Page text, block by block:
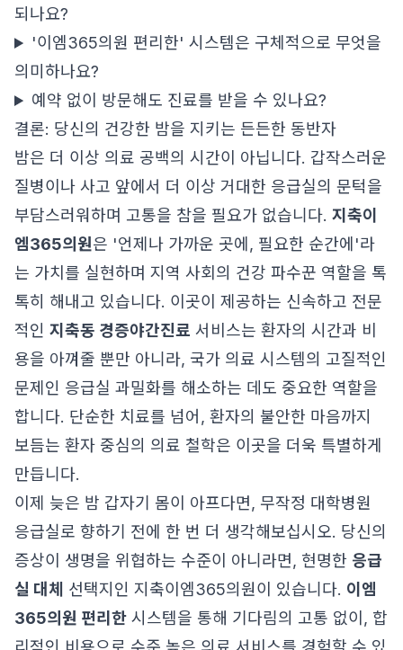
되나요?
'이엠365의원 편리한' 시스템은 구체적으로 무엇을
의미하나요?
예약 없이 방문해도 진료를 받을 수 있나요?
결론: 당신의 건강한 밤을 지키는 든든한 동반자
밤은 더 이상 의료 공백의 시간이 아닙니다. 갑작스러운
질병이나 사고 앞에서 더 이상 거대한 응급실의 문턱을
부담스러워하며 고통을 참을 필요가 없습니다. 지축이
엠365의원은 '언제나 가까운 곳에, 필요한 순간에'라
는 가치를 실현하며 지역 사회의 건강 파수꾼 역할을 톡
톡히 해내고 있습니다. 이곳이 제공하는 신속하고 전문
적인 지축동 경증야간진료 서비스는 환자의 시간과 비
용을 아껴줄 뿐만 아니라, 국가 의료 시스템의 고질적인
문제인 응급실 과밀화를 해소하는 데도 중요한 역할을
합니다. 단순한 치료를 넘어, 환자의 불안한 마음까지
보듬는 환자 중심의 의료 철학은 이곳을 더욱 특별하게
만듭니다.
이제 늦은 밤 갑자기 몸이 아프다면, 무작정 대학병원
응급실로 향하기 전에 한 번 더 생각해보십시오. 당신의
증상이 생명을 위협하는 수준이 아니라면, 현명한 응급
실 대체
선택지인 지축이엠365의원이 있습니다. 이엠
365의원 편리한 시스템을 통해 기다림의 고통 없이, 합